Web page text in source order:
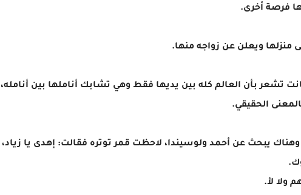
فرصة أخرى.
منزلها ويعلن عن زواجه منها.
تشعر بأن العالم كله بين يديها فقط وهي تشابك أناملها بين أنامله،
الحقيقي.
يبحث عن أحمد ولوسيندا، لاحظت قمر توتره فقالت: إهدى يا زياد،
ولا لأ.